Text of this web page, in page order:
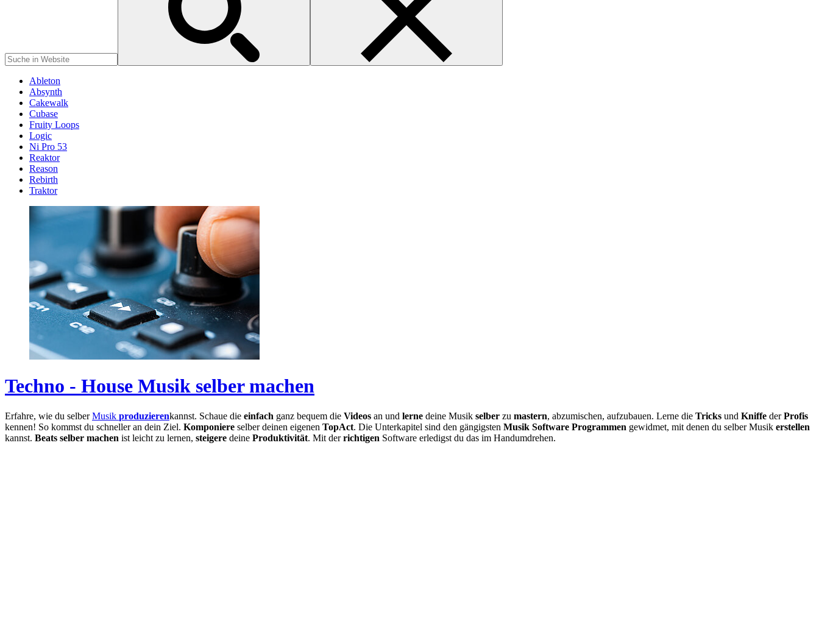
Ableton
Absynth
Cakewalk
Cubase
Fruity Loops
Logic
Ni Pro 53
Reaktor
Reason
Rebirth
Traktor
Techno - House Musik selber machen
Erfahre, wie du selberMusik produzierenkannst. Schaue die einfach ganz bequem die Videos an und lerne deine Musik selber zu mastern, abzumischen, aufzubauen. Lerne die Tricks und Kniffe derProfis
kennen! So kommst du schneller an dein Ziel. Komponiere selber deinen eigenen TopAct. Die Unterkapitel sind den gängigsten Musik Software Programmen gewidmet, mit denen du selber Musik erstellen
kannst. Beats selber machen ist leicht zu lernen, steigere deine Produktivität. Mit derrichtigen Software erledigst du das im Handumdrehen.